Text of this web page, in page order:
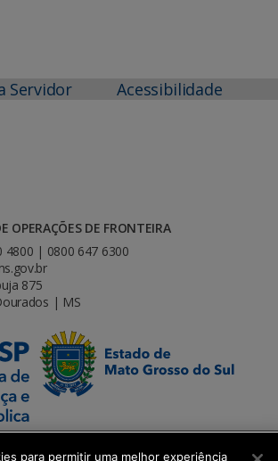
Servidor Acessibilidade
OPERAÇÕES DE FRONTEIRA
4800 | 0800 647 6300
875
| MS
para permitir uma melhor experiência